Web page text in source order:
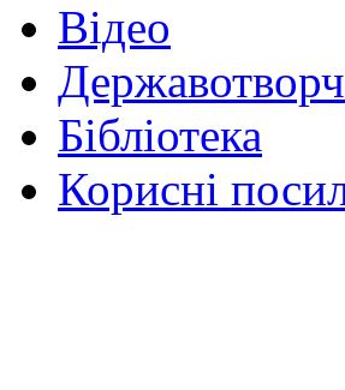
Відео
Бібліотека
Корисні